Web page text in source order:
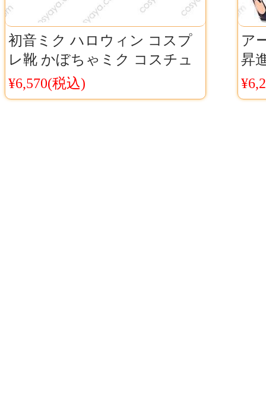
初音ミク ハロウィン コスプ
レ靴 かぼちゃミク コスチュ
ーム ボーカロイド ハロウィ
ン
¥6,570(税込)
ア
昇
イ
靴